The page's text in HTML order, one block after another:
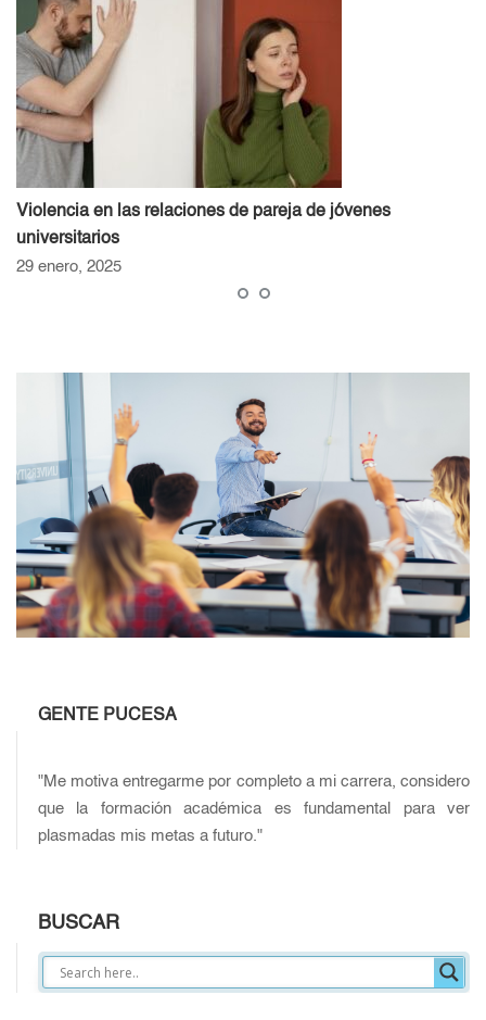
Violencia en las relaciones de pareja de jóvenes
universitarios
29 enero, 2025
GENTE PUCESA
"Me motiva entregarme por completo a mi carrera, considero
que la formación académica es fundamental para ver
plasmadas mis metas a futuro."
BUSCAR